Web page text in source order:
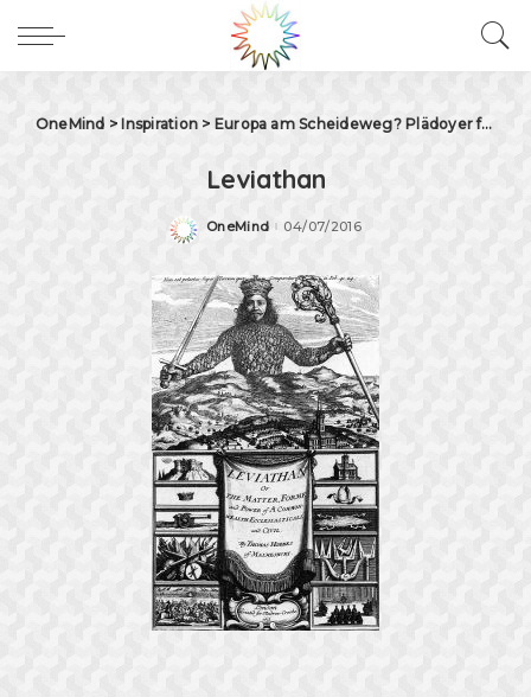
OneMind > Inspiration > Europa am Scheideweg? Plädoyer für ein integrales Europa
Leviathan
Posted
OneMind 04/07/2016